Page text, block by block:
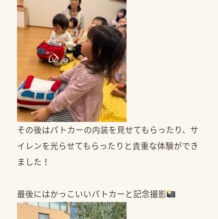
その後はパトカーの内装を見せてもらったり、サ
イレンを光らせてもらったりと貴重な体験ができ
ました！
最後にはかっこいいパトカーと記念撮影